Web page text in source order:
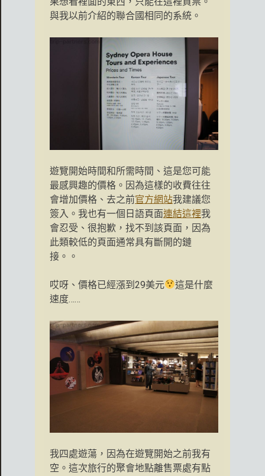
與我以前介紹的聯合國相同的系統。
遊覽開始時間和所需時間、這是您可能
最感興趣的價格。因為這樣的收費往往
會增加價格、去之前官方網站我建議您
簽入。我也有一個日語頁面連結這裡我
會忍受、很抱歉，找不到該頁面，因為
此類較低的頁面通常具有斷開的鏈
接。。
哎呀、價格已經漲到29美元
這是什麼
速度……
我四處遊蕩，因為在遊覽開始之前我有
空。這次旅行的聚會地點離售票處有點